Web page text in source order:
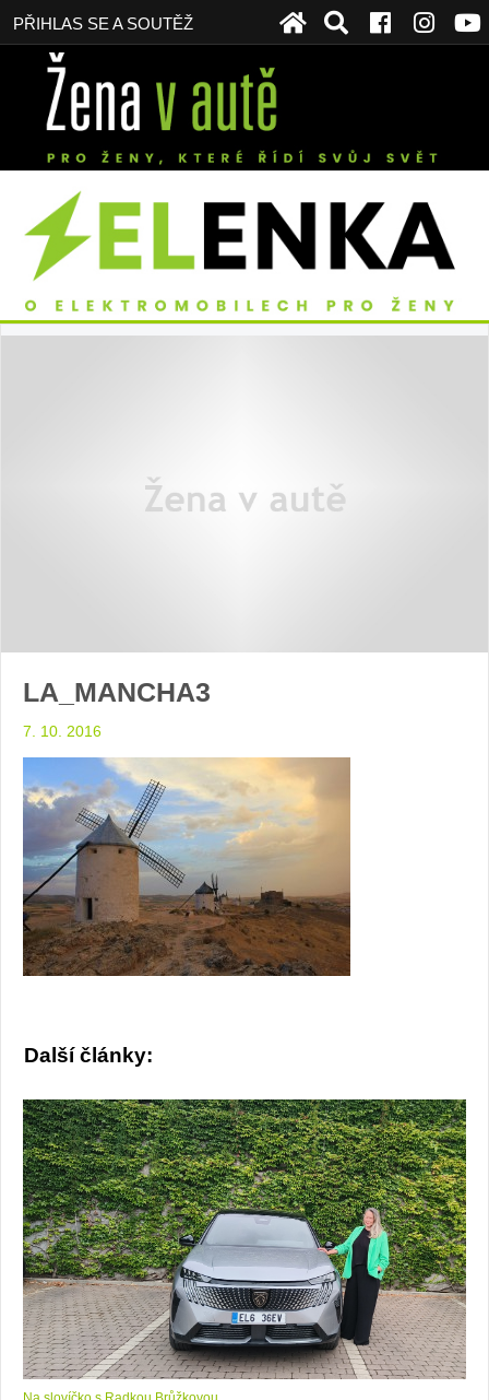
PŘIHLAS SE A SOUTĚŽ
LA_MANCHA3
7. 10. 2016
Další články: